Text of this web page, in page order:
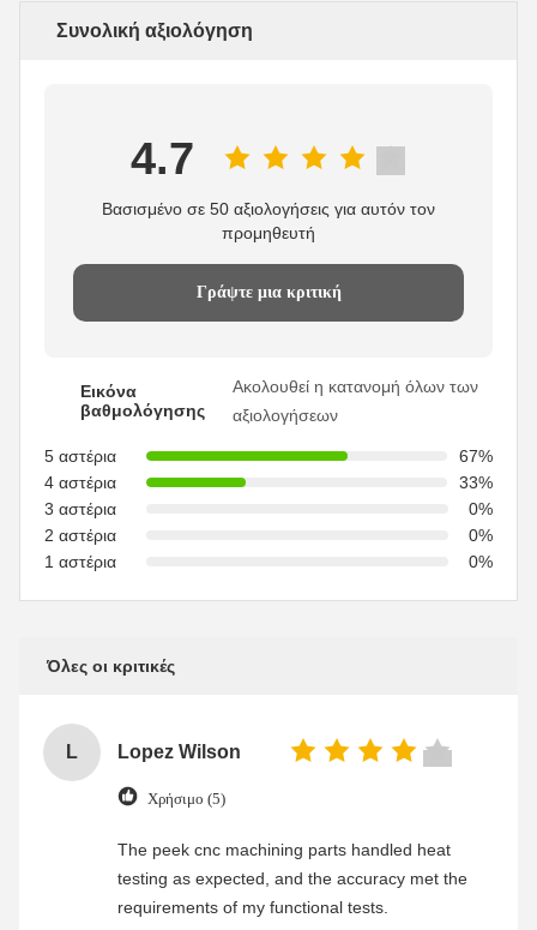
Συνολική αξιολόγηση
4.7
Βασισμένο σε 50 αξιολογήσεις για αυτόν τον
προμηθευτή
Γράψτε μια κριτική
Εικόνα
βαθμολόγησης
Ακολουθεί η κατανομή όλων των
αξιολογήσεων
5 αστέρια
67%
4 αστέρια
33%
3 αστέρια
0%
2 αστέρια
0%
1 αστέρια
0%
Όλες οι κριτικές
L Lopez Wilson
Χρήσιμο (5)
The peek cnc machining parts handled heat
testing as expected, and the accuracy met the
requirements of my functional tests.